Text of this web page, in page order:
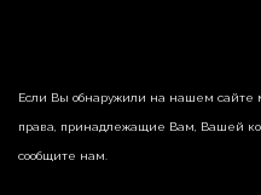
Если Вы обнаружили на нашем сайте
права, принадлежащие Вам, Вашей
сообщите нам.